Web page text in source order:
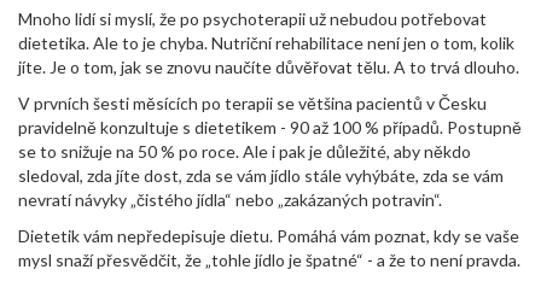
Mnoho lidí si myslí, že po psychoterapii už nebudou potřebovat
dietetika. Ale to je chyba. Nutriční rehabilitace není jen o tom, kolik
jíte. Je o tom, jak se znovu naučíte důvěřovat tělu. A to trvá dlouho.
V prvních šesti měsících po terapii se většina pacientů v Česku
pravidelně konzultuje s dietetikem - 90 až 100 % případů. Postupně
se to snižuje na 50 % po roce. Ale i pak je důležité, aby někdo
sledoval, zda jíte dost, zda se vám jídlo stále vyhýbáte, zda se vám
nevratí návyky „čistého jídla“ nebo „zakázaných potravin“.
Dietetik vám nepředepisuje dietu. Pomáhá vám poznat, kdy se vaše
mysl snaží přesvědčit, že „tohle jídlo je špatné“ - a že to není pravda.